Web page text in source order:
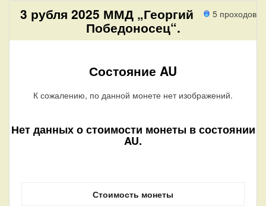
5 проходов
3 рубля 2025 ММД „Георгий
Победоносец“.
Состояние AU
К сожалению, по данной монете нет изображений.
Нет данных о стоимости монеты в состоянии
AU.
Стоимость монеты